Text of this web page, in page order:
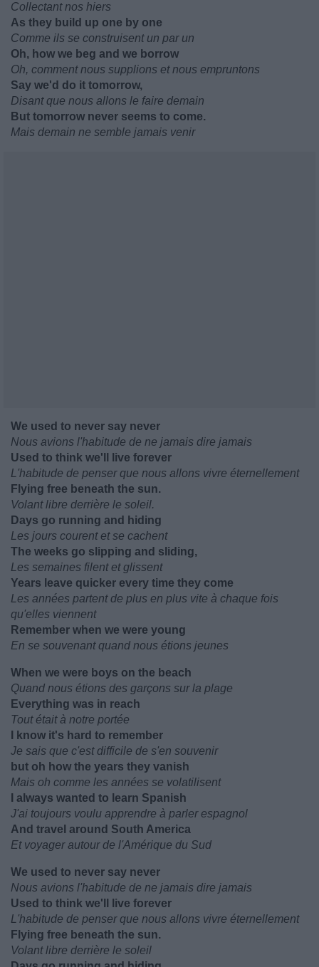
Collectant nos hiers
As they build up one by one
Comme ils se construisent un par un
Oh, how we beg and we borrow
Oh, comment nous supplions et nous empruntons
Say we'd do it tomorrow,
Disant que nous allons le faire demain
But tomorrow never seems to come.
Mais demain ne semble jamais venir
We used to never say never
Nous avions l'habitude de ne jamais dire jamais
Used to think we'll live forever
L'habitude de penser que nous allons vivre éternellement
Flying free beneath the sun.
Volant libre derrière le soleil.
Days go running and hiding
Les jours courent et se cachent
The weeks go slipping and sliding,
Les semaines filent et glissent
Years leave quicker every time they come
Les années partent de plus en plus vite à chaque fois
qu'elles viennent
Remember when we were young
En se souvenant quand nous étions jeunes
When we were boys on the beach
Quand nous étions des garçons sur la plage
Everything was in reach
Tout était à notre portée
I know it's hard to remember
Je sais que c'est difficile de s'en souvenir
but oh how the years they vanish
Mais oh comme les années se volatilisent
I always wanted to learn Spanish
J'ai toujours voulu apprendre à parler espagnol
And travel around South America
Et voyager autour de l'Amérique du Sud
We used to never say never
Nous avions l'habitude de ne jamais dire jamais
Used to think we'll live forever
L'habitude de penser que nous allons vivre éternellement
Flying free beneath the sun.
Volant libre derrière le soleil